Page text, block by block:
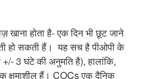
खाना होता है- एक दिन भी छूट जाने
हो सकती हैं। यह सच है पीओपी के
+/- 3 घंटे की अनुमति है), हालांकि,
क्षमाशील हैं। COCs एक दैनिक